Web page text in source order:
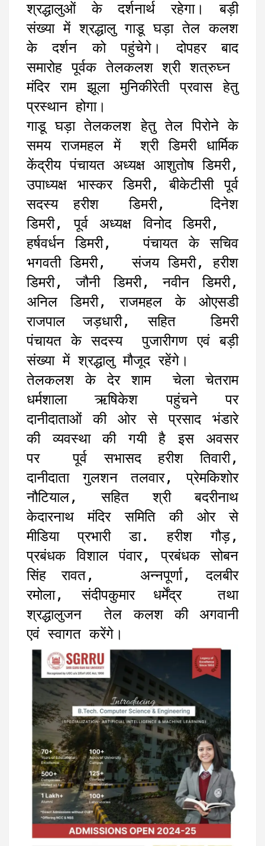
श्रद्धालुओं के दर्शनार्थ रहेगा। बड़ी
संख्या में श्रद्धालु गाडू घड़ा तेल कलश
के दर्शन को पहुंचेगे। दोपहर बाद
समारोह पूर्वक तेलकलश श्री शत्रुघ्न
मंदिर राम झूला मुनिकीरेती प्रवास हेतु
प्रस्थान होगा।
गाडू घड़ा तेलकलश हेतु तेल पिरोने के
समय राजमहल में श्री डिमरी धार्मिक
केंद्रीय पंचायत अध्यक्ष आशुतोष डिमरी,
उपाध्यक्ष भास्कर डिमरी, बीकेटीसी पूर्व
सदस्य हरीश डिमरी, दिनेश
डिमरी, पूर्व अध्यक्ष विनोद डिमरी,
हर्षवर्धन डिमरी, पंचायत के सचिव
भगवती डिमरी, संजय डिमरी, हरीश
डिमरी, जौनी डिमरी, नवीन डिमरी,
अनिल डिमरी, राजमहल के ओएसडी
राजपाल जड़धारी, सहित डिमरी
पंचायत के सदस्य पुजारीगण एवं बड़ी
संख्या में श्रद्धालु मौजूद रहेंगे।
तेलकलश के देर शाम चेला चेतराम
धर्मशाला ऋषिकेश पहुंचने पर
दानीदाताओं की ओर से प्रसाद भंडारे
की व्यवस्था की गयी है इस अवसर
पर पूर्व सभासद हरीश तिवारी,
दानीदाता गुलशन तलवार, प्रेमकिशोर
नौटियाल, सहित श्री बदरीनाथ
केदारनाथ मंदिर समिति की ओर से
मीडिया प्रभारी डा. हरीश गौड़,
प्रबंधक विशाल पंवार, प्रबंधक सोबन
सिंह रावत, अन्नपूर्णा, दलबीर
रमोला, संदीपकुमार धर्मेंद्र तथा
श्रद्धालुजन तेल कलश की अगवानी
एवं स्वागत करेंगे।